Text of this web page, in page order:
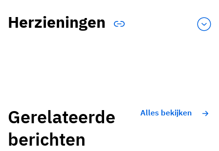
Herzieningen
Gerelateerde
berichten
Alles bekijken